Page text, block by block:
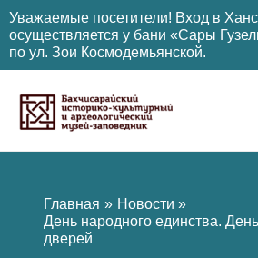
Уважаемые посетители! Вход в
осуществляется у бани «Сары
по ул. Зои Космодемьянской.
содержимому
Главная
Новости
День народного единства.
дверей